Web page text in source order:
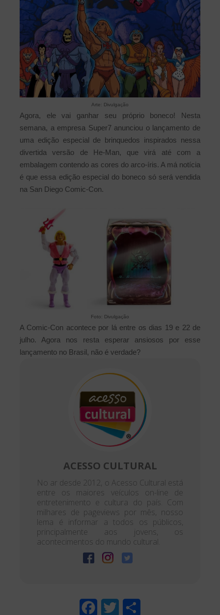
Arte: Divulgação
Agora, ele vai ganhar seu próprio boneco! Nesta
semana, a empresa Super7 anunciou o lançamento de
uma edição especial de brinquedos inspirados nessa
divertida versão de He-Man, que virá até com a
embalagem contendo as cores do arco-íris. A má notícia
é que essa edição especial do boneco só será vendida
na San Diego Comic-Con.
Foto: Divulgação
A Comic-Con acontece por lá entre os dias 19 e 22 de
julho. Agora nos resta esperar ansiosos por esse
lançamento no Brasil, não é verdade?
ACESSO CULTURAL
No ar desde 2012, o Acesso Cultural está
entre os maiores veículos on-line de
entretenimento e cultura do país. Com
milhares de pageviews por mês, nosso
lema é informar a todos os públicos,
principalmente aos jovens, os
acontecimentos do mundo cultural.